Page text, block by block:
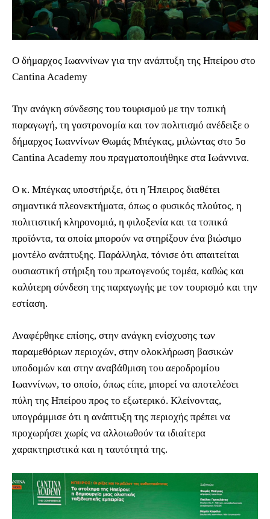
Ο δήμαρχος Ιωαννίνων για την ανάπτυξη της Ηπείρου στο
Cantina Academy
Την ανάγκη σύνδεσης του τουρισμού με την τοπική
παραγωγή, τη γαστρονομία και τον πολιτισμό ανέδειξε ο
δήμαρχος Ιωαννίνων Θωμάς Μπέγκας, μιλώντας στο 5ο
Cantina Academy που πραγματοποιήθηκε στα Ιωάννινα.
Ο κ. Μπέγκας υποστήριξε, ότι η Ήπειρος διαθέτει
σημαντικά πλεονεκτήματα, όπως ο φυσικός πλούτος, η
πολιτιστική κληρονομιά, η φιλοξενία και τα τοπικά
προϊόντα, τα οποία μπορούν να στηρίξουν ένα βιώσιμο
μοντέλο ανάπτυξης. Παράλληλα, τόνισε ότι απαιτείται
ουσιαστική στήριξη του πρωτογενούς τομέα, καθώς και
καλύτερη σύνδεση της παραγωγής με τον τουρισμό και την
εστίαση.
Αναφέρθηκε επίσης, στην ανάγκη ενίσχυσης των
παραμεθόριων περιοχών, στην ολοκλήρωση βασικών
υποδομών και στην αναβάθμιση του αεροδρομίου
Ιωαννίνων, το οποίο, όπως είπε, μπορεί να αποτελέσει
πύλη της Ηπείρου προς το εξωτερικό. Κλείνοντας,
υπογράμμισε ότι η ανάπτυξη της περιοχής πρέπει να
προχωρήσει χωρίς να αλλοιωθούν τα ιδιαίτερα
χαρακτηριστικά και η ταυτότητά της.